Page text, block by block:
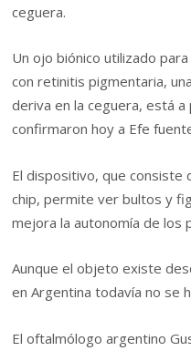
ceguera.
Un ojo biónico utilizado
con retinitis pigmentaria,
deriva en la ceguera, está
confirmaron hoy a Efe
El dispositivo, que consiste
chip, permite ver bultos y
mejora la autonomía de los
Aunque el objeto existe
en Argentina todavía no se
El oftalmólogo argentino